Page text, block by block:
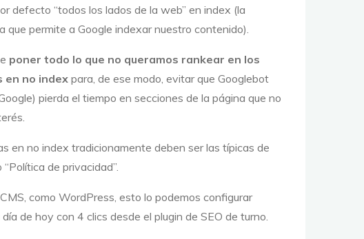
defecto “todos los lados de la web” en index (la
que permite a Google indexar nuestro contenido).
poner todo lo que no queramos rankear en los
en no indexpara, de ese modo, evitar que Googlebot
pierda el tiempo en secciones de la página que no
en no index tradicionamente deben ser las típicas de
“Política de privacidad”.
como WordPress, esto lo podemos configurar
de hoy con 4 clics desde el plugin de SEO de turno.